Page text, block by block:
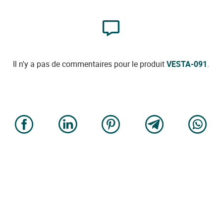
Il n'y a pas de commentaires pour le produitVESTA-091.